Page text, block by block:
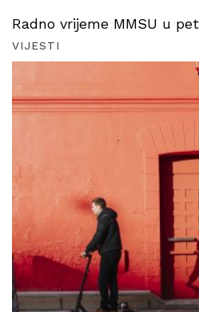
Radno vrijeme MMSU u
VIJESTI